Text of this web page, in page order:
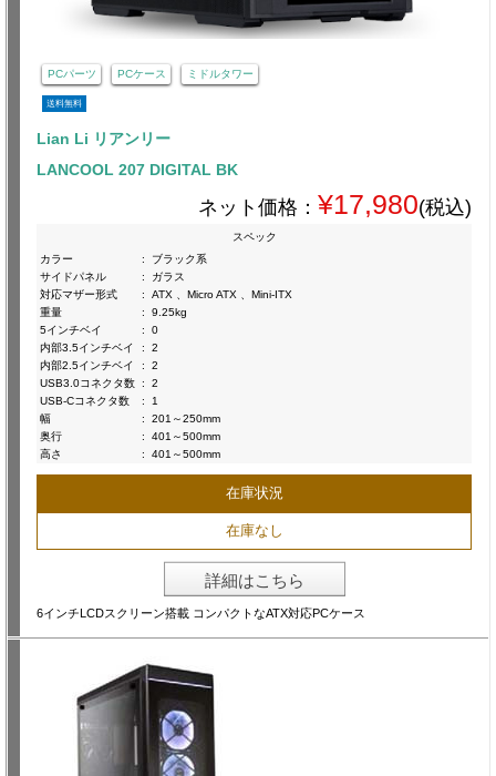
PCパーツ PCケース ミドルタワー
送料無料
Lian Li リアンリー
LANCOOL 207 DIGITAL BK
ネット価格： ¥17,980(税込)
スペック
カラー
:
ブラック系
サイドパネル
:
ガラス
対応マザー形式
:
ATX 、Micro ATX 、Mini-ITX
重量
:
9.25kg
5インチベイ
:
0
内部3.5インチベイ
:
2
内部2.5インチベイ
:
2
USB3.0コネクタ数 :
2
USB-Cコネクタ数
:
1
幅
:
201～250mm
奥行
:
401～500mm
高さ
: 401～500mm
在庫状況
在庫なし
詳細はこちら
6インチLCDスクリーン搭載 コンパクトなATX対応PCケース